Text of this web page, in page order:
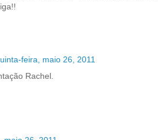
feira, maio 26, 2011
Rachel.